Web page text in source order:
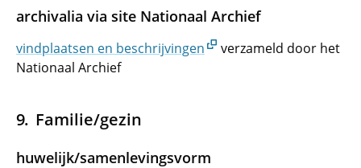
archivalia via site Nationaal Archief
vindplaatsen en beschrijvingen
verzameld door het
Nationaal Archief
Familie/gezin
huwelijk/samenlevingsvorm